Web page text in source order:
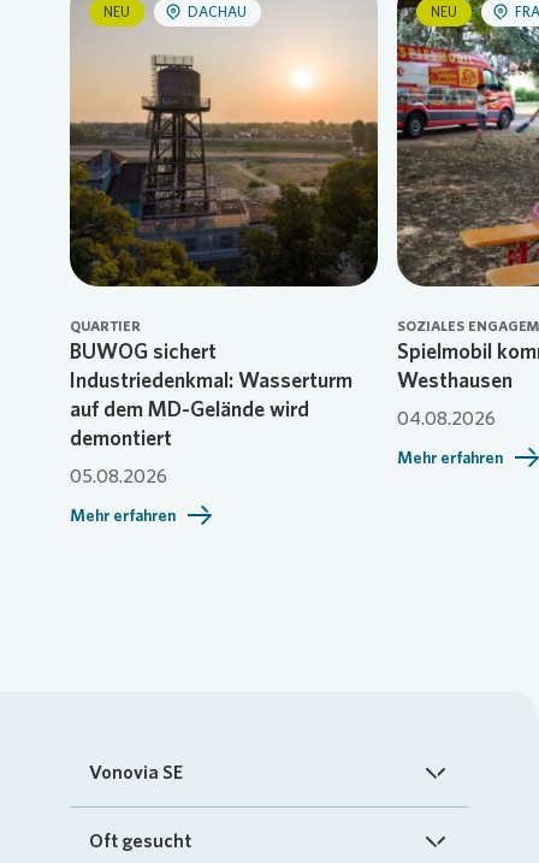
Loading...
NEU DACHAU
QUARTIER
BUWOG sichert
Industriedenkmal: Wasserturm
auf dem MD-Gelände wird
demontiert
05.08.2026
Mehr erfahren
NEU
SOZIALES
Spielmobil
Westhausen
04.08.2026
Mehr erfahren
Vonovia SE
Startseite
Oft gesucht